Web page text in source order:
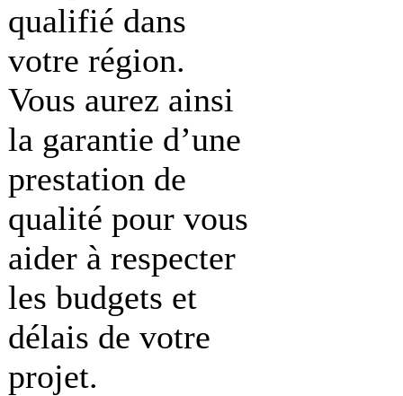
qualifié dans
votre région.
Vous aurez ainsi
la garantie d’une
prestation de
qualité pour vous
aider à respecter
les budgets et
délais de votre
projet.